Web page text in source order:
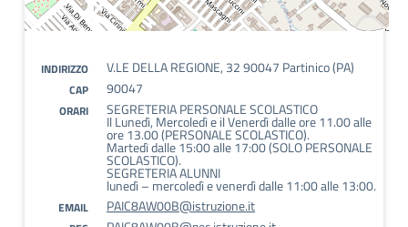
INDIRIZZO V.LE DELLA REGIONE, 32 90047 Partinico (PA)
CAP 90047
ORARI SEGRETERIA PERSONALE SCOLASTICO
Il Lunedì, Mercoledì e il Venerdì dalle ore 11.00 alle
ore 13.00 (PERSONALE SCOLASTICO).
Martedì dalle 15:00 alle 17:00 (SOLO PERSONALE
SCOLASTICO).
SEGRETERIA ALUNNI
lunedì – mercoledì e venerdì dalle 11:00 alle 13:00.
EMAIL PAIC8AW00B@istruzione.it